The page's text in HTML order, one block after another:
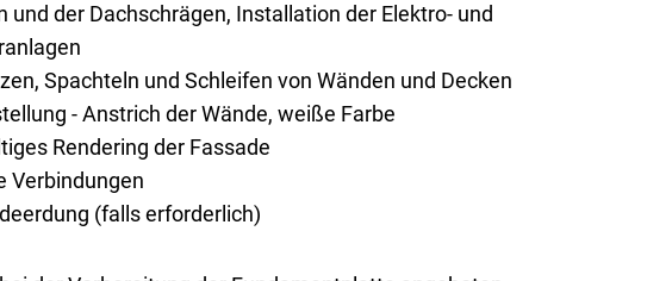
und der Dachschrägen, Installation der Elektro- und
Spachteln und Schleifen von Wänden und Decken
- Anstrich der Wände, weiße Farbe
Rendering der Fassade
Verbindungen
(falls erforderlich)